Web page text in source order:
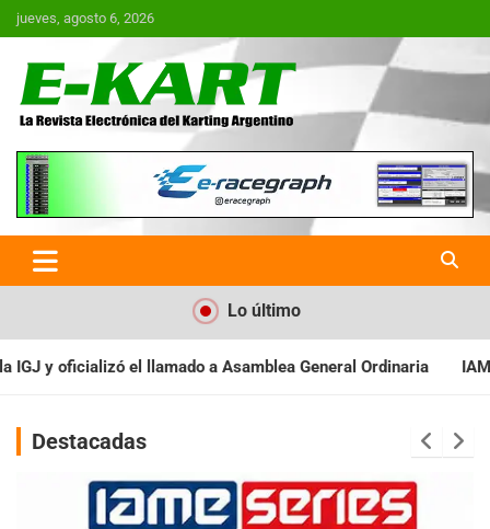
Saltar
al
jueves, agosto 6, 2026
E-Kart.com.ar | La Revista
Electrónica del Karting en
Argentina
Lo último
General Ordinaria IAME SERIES ARGENTINA:
Destacadas